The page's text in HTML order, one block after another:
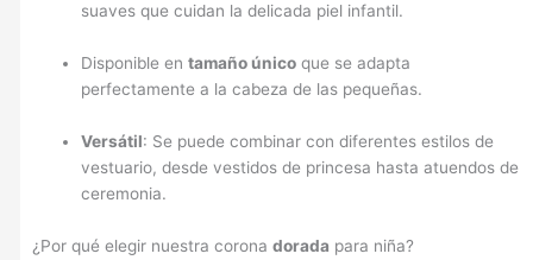
suaves que cuidan la delicada piel infantil.
Disponible entamaño único que se adapta
perfectamente a la cabeza de las pequeñas.
Versátil: Se puede combinar con diferentes estilos de
vestuario, desde vestidos de princesa hasta atuendos de
ceremonia.
¿Por qué elegir nuestra coronadorada para niña?